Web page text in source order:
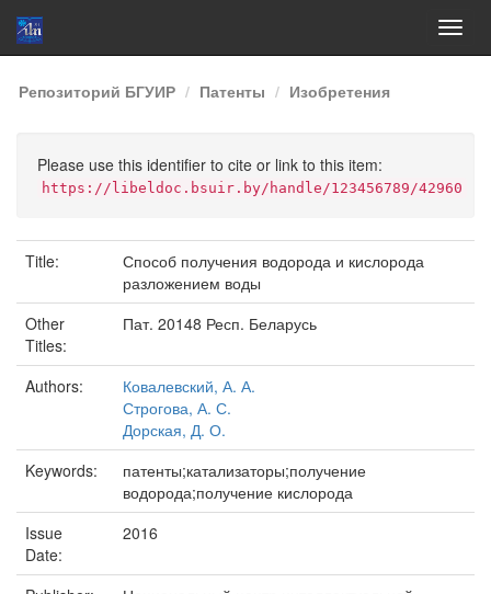
Skip
navigation
Репозиторий БГУИР Патенты Изобретения
Please use this identifier to cite or link to this item:
https://libeldoc.bsuir.by/handle/123456789/42960
Title:
Способ получения водорода и кислорода
разложением воды
Other
Titles:
Пат. 20148 Респ. Беларусь
Authors:
Ковалевский, А. А.
Строгова, А. С.
Дорская, Д. О.
Keywords:
патенты;катализаторы;получение
водорода;получение кислорода
Issue
Date:
2016